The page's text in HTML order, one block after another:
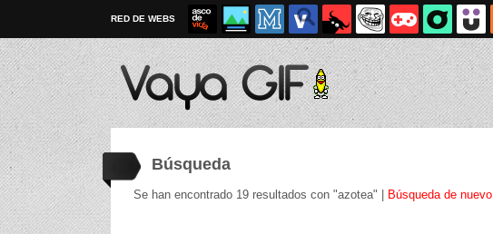
RED DE WEBS
Búsqueda
Se han encontrado 19 resultados con "azotea" | Búsqueda de nuevo